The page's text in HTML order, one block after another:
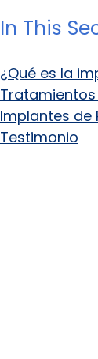
In This
¿Qué es la
Implantes de
Testimonio